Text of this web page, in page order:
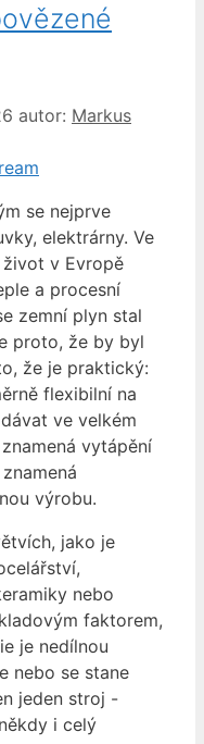
autor: Markus
se nejprve
elektrárny. Ve
v Evropě
a procesní
zemní plyn stal
proto, že by byl
že je praktický:
flexibilní na
ve velkém
vytápění
výrobu.
jako je
nebo
faktorem,
je nedílnou
nebo se stane
jeden stroj -
i celý